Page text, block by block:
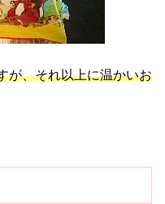
が、それ以上に温かいお